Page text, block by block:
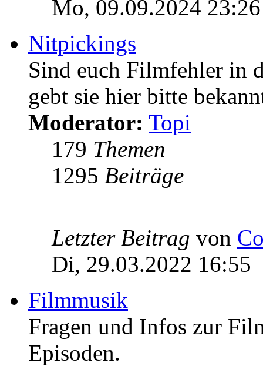
Mo, 09.09.2024 23:26
Nitpickings
Sind euch Filmfehler in
gebt sie hier bitte
Moderator: Topi
179 Themen
1295 Beiträge
Letzter Beitrag von
Di, 29.03.2022 16:55
Filmmusik
Fragen und Infos zur
Episoden.